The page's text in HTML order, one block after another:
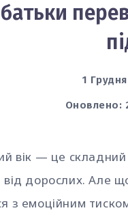
1
Оновлено:
вік — це
від дорослих. Але
з емоційним